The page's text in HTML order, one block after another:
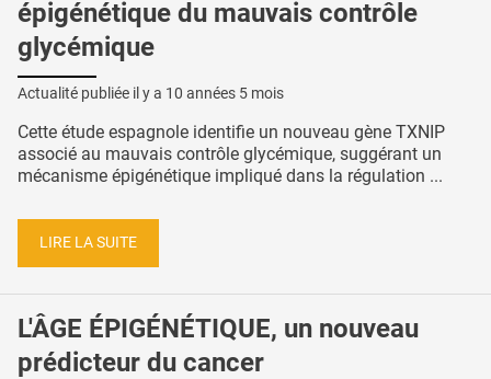
épigénétique du mauvais contrôle
glycémique
Actualité publiée il y a 10 années 5 mois
Cette étude espagnole identifie un nouveau gène TXNIP
associé au mauvais contrôle glycémique, suggérant un
mécanisme épigénétique impliqué dans la régulation ...
LIRE LA SUITE
L'ÂGE ÉPIGÉNÉTIQUE, un nouveau
prédicteur du cancer